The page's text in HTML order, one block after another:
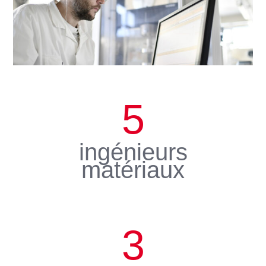
5
ingénieurs
matériaux
3